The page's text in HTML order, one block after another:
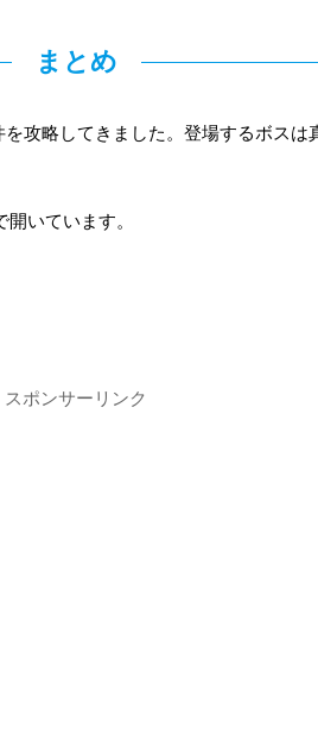
まとめ
攻略してきました。登場するボスは
いています。
スポンサーリンク